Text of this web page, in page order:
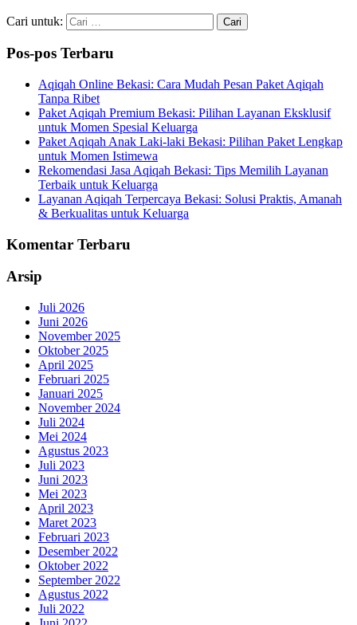
Cari untuk:
Pos-pos Terbaru
Aqiqah Online Bekasi: Cara Mudah Pesan Paket Aqiqah
Tanpa Ribet
Paket Aqiqah Premium Bekasi: Pilihan Layanan Eksklusif
untuk Momen Spesial Keluarga
Paket Aqiqah Anak Laki-laki Bekasi: Pilihan Paket Lengkap
untuk Momen Istimewa
Rekomendasi Jasa Aqiqah Bekasi: Tips Memilih Layanan
Terbaik untuk Keluarga
Layanan Aqiqah Terpercaya Bekasi: Solusi Praktis, Amanah
& Berkualitas untuk Keluarga
Komentar Terbaru
Arsip
Juli 2026
Juni 2026
November 2025
Oktober 2025
April 2025
Februari 2025
Januari 2025
November 2024
Juli 2024
Mei 2024
Agustus 2023
Juli 2023
Juni 2023
Mei 2023
April 2023
Maret 2023
Februari 2023
Desember 2022
Oktober 2022
September 2022
Agustus 2022
Juli 2022